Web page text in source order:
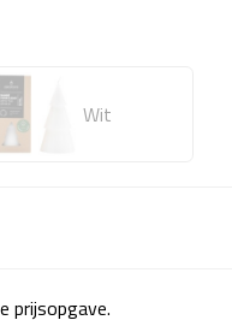
Wit
prijsopgave.